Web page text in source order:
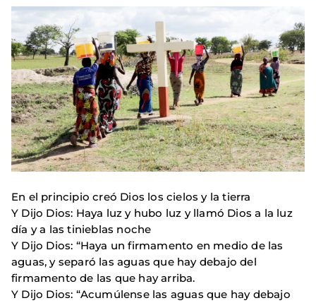
En el principio creó Dios los cielos y la tierra
Y Dijo Dios: Haya luz y hubo luz y llamó Dios a la luz
día y a las tinieblas noche
Y Dijo Dios: “Haya un firmamento en medio de las
aguas, y separó las aguas que hay debajo del
firmamento de las que hay arriba.
Y Dijo Dios: “Acumúlense las aguas que hay debajo